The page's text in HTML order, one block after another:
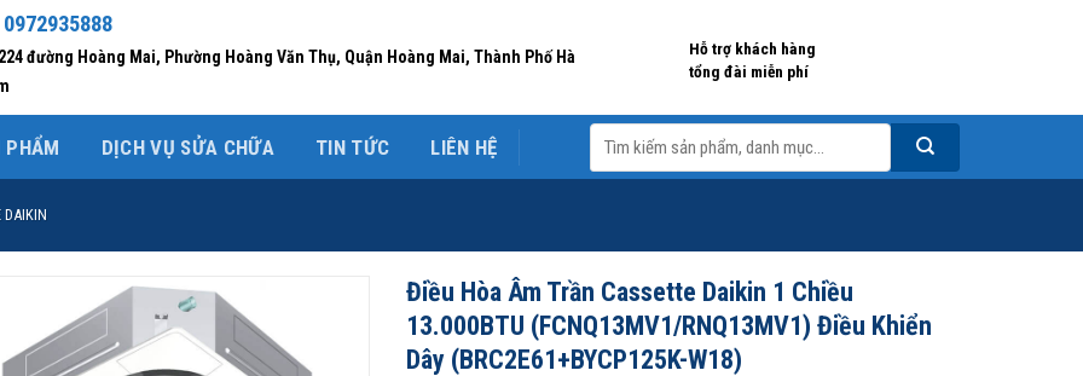
0972935888
đường Hoàng Mai, Phường Hoàng Văn Thụ, Quận Hoàng Mai, Thành Phố Hà
Hỗ trợ khách hàng
tổng đài miễn phí
PHẨM DỊCH VỤ SỬA CHỮA TIN TỨC LIÊN HỆ
Tìm
kiếm:
DAIKIN
Điều Hòa Âm Trần Cassette Daikin 1 Chiều
13.000BTU (FCNQ13MV1/RNQ13MV1) Điều Khiển
Dây (BRC2E61+BYCP125K-W18)